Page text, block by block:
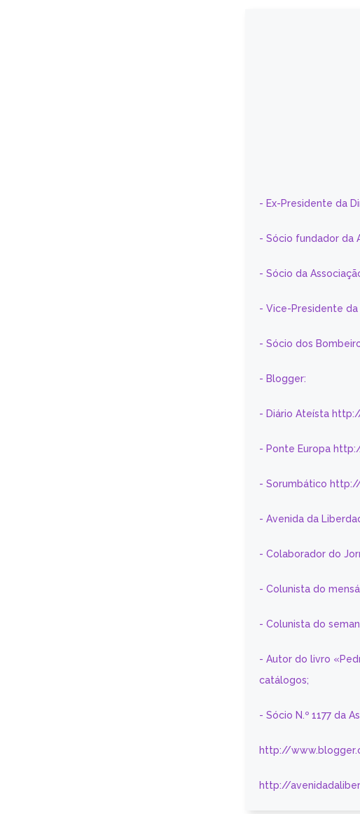
- Ex-Presidente da
- Sócio fundador da
- Sócio da
- Vice-Presidente da
- Sócio dos
- Blogger:
- Diário Ateísta
- Ponte Europa
- Sorumbático
- Avenida da
- Colaborador do
- Colunista do
- Colunista do
- Autor do livro
catálogos;
- Sócio N.º 1177 da
http://
http://